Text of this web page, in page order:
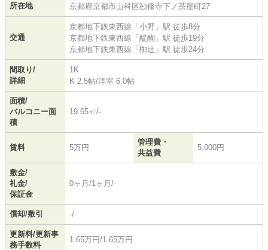
所在地 京都府京都市山科区勧修寺下ノ茶屋町27
交通
京都地下鉄東西線 「 小野 」駅 徒歩8分
京都地下鉄東西線 「 醍醐 」駅 徒歩19分
京都地下鉄東西線 「 椥辻 」駅 徒歩24分
間取り/
詳細
1K
K 2.5帖/洋室 6.0帖
面積/
バルコニー面
積
19.65㎡/-
賃料 5万円
管理費・
共益費
5,000円
敷金/
礼金/
保証金
0ヶ月/1ヶ月/-
償却/敷引 -/-
更新料/更新事
務手数料
1.65万円/1.65万円